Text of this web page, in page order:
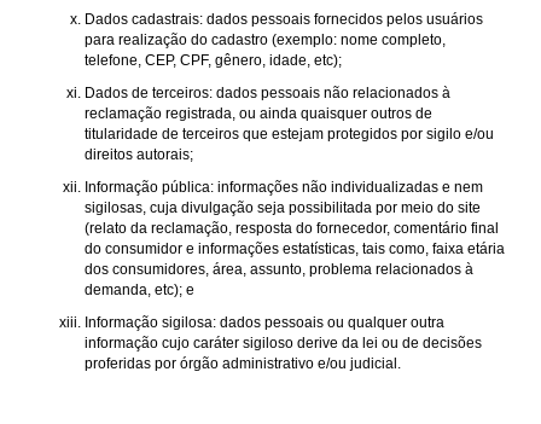
Dados cadastrais: dados pessoais fornecidos pelos usuários
para realização do cadastro (exemplo: nome completo,
telefone, CEP, CPF, gênero, idade, etc);
Dados de terceiros: dados pessoais não relacionados à
reclamação registrada, ou ainda quaisquer outros de
titularidade de terceiros que estejam protegidos por sigilo e/ou
direitos autorais;
Informação pública: informações não individualizadas e nem
sigilosas, cuja divulgação seja possibilitada por meio do site
(relato da reclamação, resposta do fornecedor, comentário final
do consumidor e informações estatísticas, tais como, faixa etária
dos consumidores, área, assunto, problema relacionados à
demanda, etc); e
Informação sigilosa: dados pessoais ou qualquer outra
informação cujo caráter sigiloso derive da lei ou de decisões
proferidas por órgão administrativo e/ou judicial.